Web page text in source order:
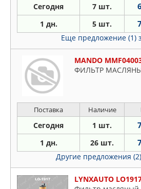
Сегодня 7 шт.
1 дн. 5 шт.
Еще предложение (1)
MANDO
ФИЛЬТР
Поставка Наличие
Сегодня 1 шт.
1 дн. 26 шт.
Другие предложения (2)
LYNXAUTO